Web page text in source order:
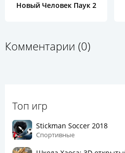
Новый Человек Паук 2
Комментарии (0)
Топ игр
Stickman Soccer 2018
Спортивные